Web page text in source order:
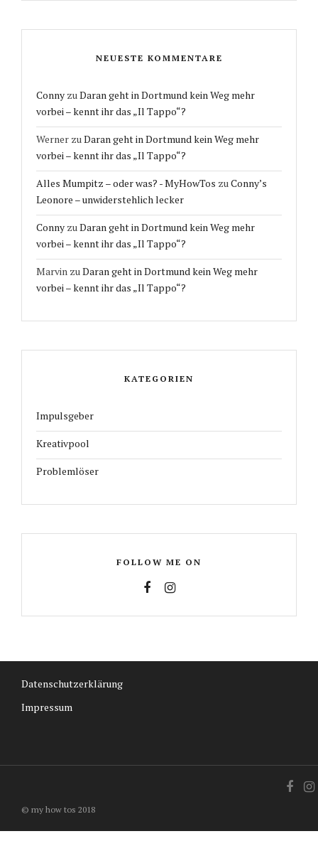
NEUESTE KOMMENTARE
Conny zuDaran geht in Dortmund kein Weg mehr
vorbei – kennt ihr das „Il Tappo“?
Werner zuDaran geht in Dortmund kein Weg mehr
vorbei – kennt ihr das „Il Tappo“?
Alles Mumpitz – oder was? - MyHowTos zuConny’s
Leonore – unwiderstehlich lecker
Conny zuDaran geht in Dortmund kein Weg mehr
vorbei – kennt ihr das „Il Tappo“?
Marvin zuDaran geht in Dortmund kein Weg mehr
vorbei – kennt ihr das „Il Tappo“?
KATEGORIEN
Impulsgeber
Kreativpool
Problemlöser
FOLLOW ME ON
Datenschutzerklärung
Impressum
© my how tos 2018